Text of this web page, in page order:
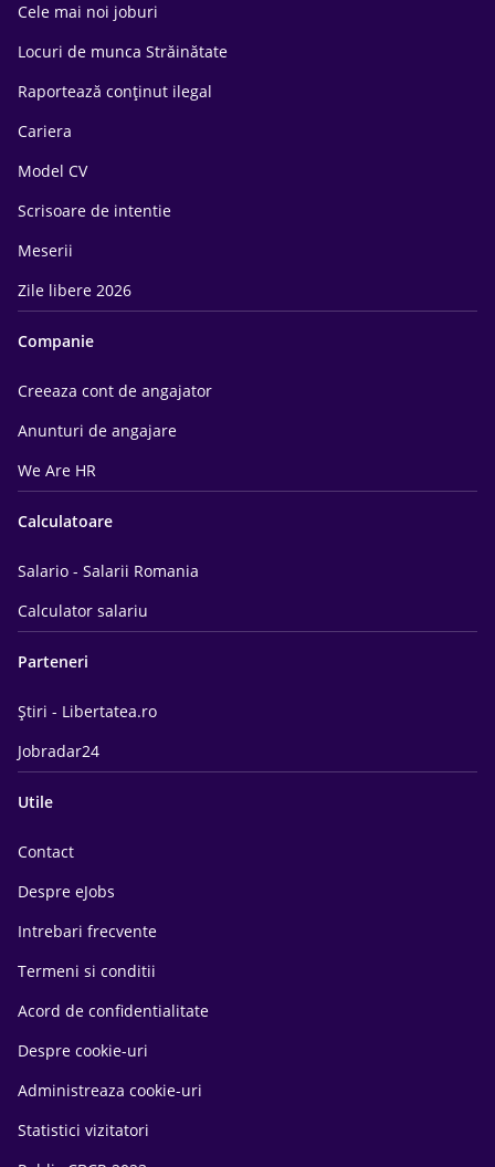
Cele mai noi joburi
Locuri de munca Străinătate
Raportează conținut ilegal
Cariera
Model CV
Scrisoare de intentie
Meserii
Zile libere 2026
Companie
Creeaza cont de angajator
Anunturi de angajare
We Are HR
Calculatoare
Salario - Salarii Romania
Calculator salariu
Parteneri
Știri - Libertatea.ro
Jobradar24
Utile
Contact
Despre eJobs
Intrebari frecvente
Termeni si conditii
Acord de confidentialitate
Despre cookie-uri
Administreaza cookie-uri
Statistici vizitatori